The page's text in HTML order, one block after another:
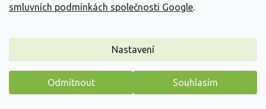
smluvních podmínkách společnosti Google.
Nastavení
Odmítnout Souhlasím
Hortenzie velkolistá 'Florentina®'
PŘEDOBJEDNÁVKA PODZIM 2026
Máme pro vás malý dárek